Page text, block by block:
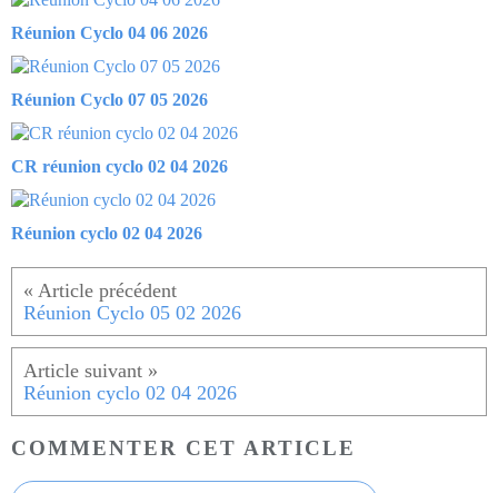
Réunion Cyclo 04 06 2026
Réunion Cyclo 07 05 2026
CR réunion cyclo 02 04 2026
Réunion cyclo 02 04 2026
Réunion Cyclo 05 02 2026
Réunion cyclo 02 04 2026
COMMENTER CET ARTICLE